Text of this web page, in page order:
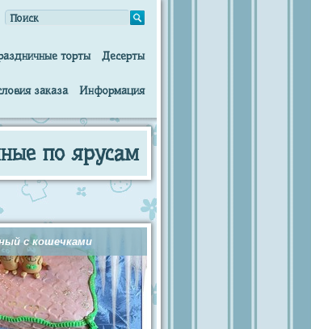
торты Десерты
заказа Информация
по ярусам
с кошечками